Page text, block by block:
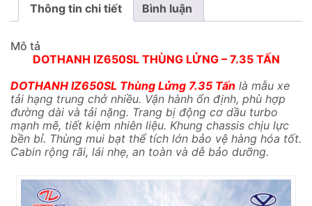
Thông tin chi tiết Bình luận
Mô tả
DOTHANH IZ650SL THÙNG LỬNG – 7.35 TẤN
DOTHANH IZ650SL Thùng Lửng 7.35 Tấn là mẫu xe
tải hạng trung chở nhiều. Vận hành ổn định, phù hợp
đường dài và tải nặng. Trang bị động cơ dầu turbo
mạnh mẽ, tiết kiệm nhiên liệu. Khung chassis chịu lực
bền bỉ. Thùng mui bạt thể tích lớn bảo vệ hàng hóa tốt.
Cabin rộng rãi, lái nhẹ, an toàn và dễ bảo dưỡng.